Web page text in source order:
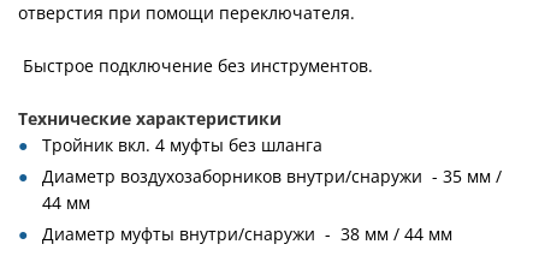
отверстия при помощи переключателя.
Быстрое подключение без инструментов.
Технические характеристики
Тройник вкл. 4 муфты без шланга
Диаметр воздухозаборников внутри/снаружи - 35 мм /
44 мм
Диаметр муфты внутри/снаружи - 38 мм / 44 мм